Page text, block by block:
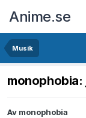
Anime.se
Musik
monophobia:
Av monophobia